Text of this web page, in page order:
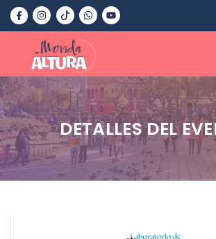
Saltar
contenido
DETALLES DEL